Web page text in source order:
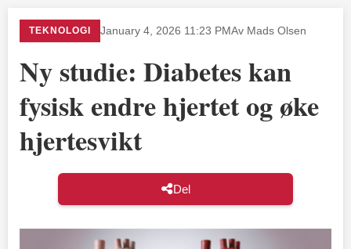
TEKNOLOGI January 4, 2026 11:23 PMAv Mads Olsen
Ny studie: Diabetes kan
fysisk endre hjertet og øke
hjertesvikt
Del